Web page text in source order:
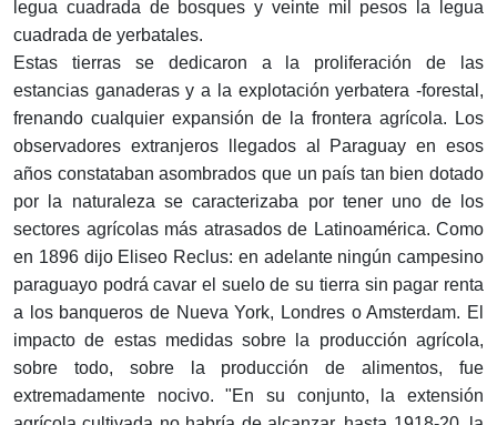
legua cuadrada de bosques y veinte mil pesos la legua
cuadrada de yerbatales.
Estas tierras se dedicaron a la proliferación de las
estancias ganaderas y a la explotación yerbatera -forestal,
frenando cualquier expansión de la frontera agrícola. Los
observadores extranjeros llegados al Paraguay en esos
años constataban asombrados que un país tan bien dotado
por la naturaleza se caracterizaba por tener uno de los
sectores agrícolas más atrasados de Latinoamérica. Como
en 1896 dijo Eliseo Reclus: en adelante ningún campesino
paraguayo podrá cavar el suelo de su tierra sin pagar renta
a los banqueros de Nueva York, Londres o Amsterdam. El
impacto de estas medidas sobre la producción agrícola,
sobre todo, sobre la producción de alimentos, fue
extremadamente nocivo. "En su conjunto, la extensión